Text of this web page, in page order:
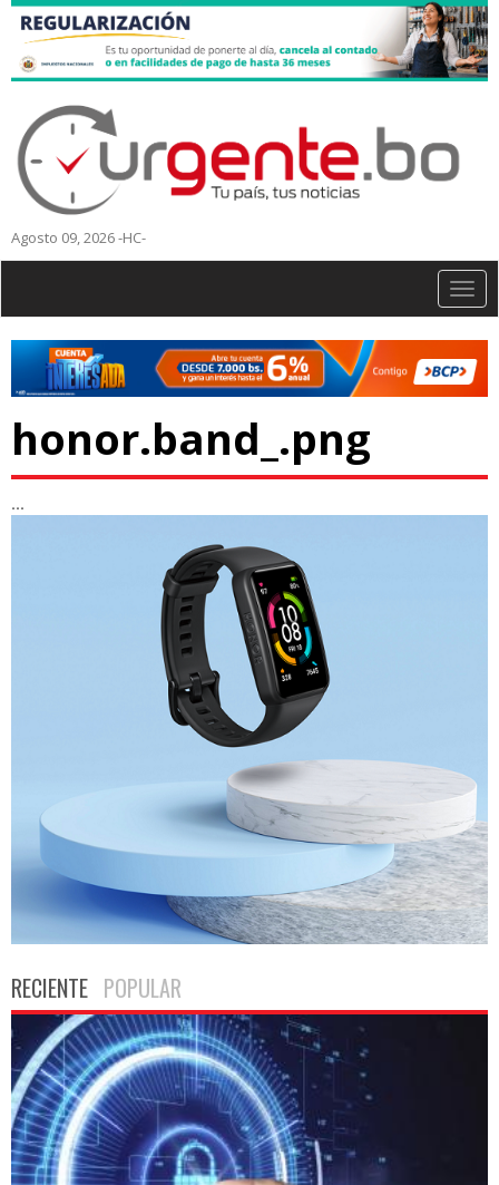
Agosto 09, 2026 -HC-
honor.band_.png
...
RECIENTE POPULAR